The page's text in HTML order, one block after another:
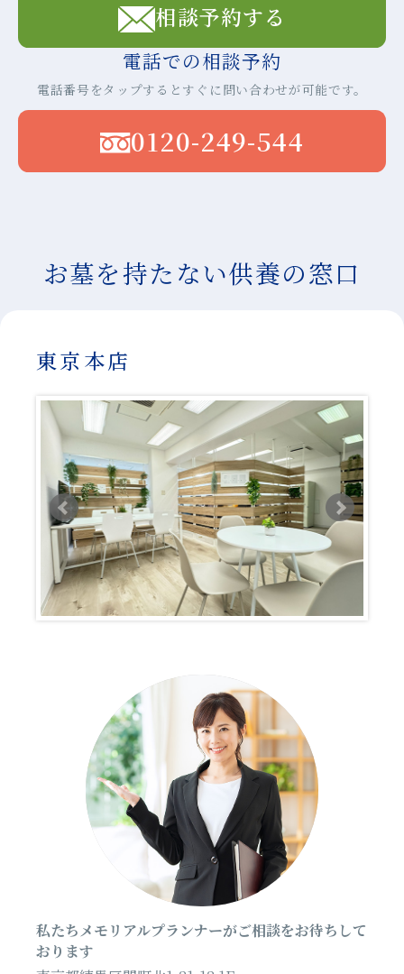
相談予約する
電話での相談予約
電話番号をタップするとすぐに問い合わせが可能です。
0120-249-544
お墓を持たない供養の窓口
東京本店
私たちメモリアルプランナーがご相談をお待ちして
おります